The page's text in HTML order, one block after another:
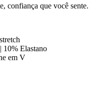
confiança que você sente.
10% Elastano
em V